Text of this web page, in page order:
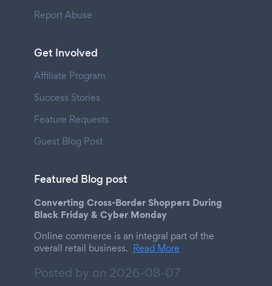
Report Abuse
Get Involved
Affiliate Program
Success Stories
Feature Requests
Guest Blog Post
Featured Blog post
Converting Cross-Border Shoppers During
Black Friday & Cyber Monday
Online commerce is an integral part of the
overall retail business. Read More
Posted by on 2026-08-07